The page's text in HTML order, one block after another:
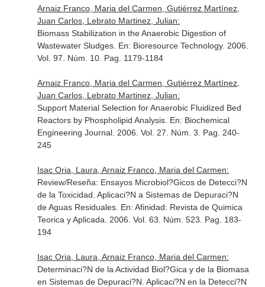
Arnaiz Franco, Maria del Carmen, Gutiérrez Martínez,
Juan Carlos, Lebrato Martinez, Julian:
Biomass Stabilization in the Anaerobic Digestion of
Wastewater Sludges. En: Bioresource Technology. 2006.
Vol. 97. Núm. 10. Pag. 1179-1184
Arnaiz Franco, Maria del Carmen, Gutiérrez Martínez,
Juan Carlos, Lebrato Martinez, Julian:
Support Material Selection for Anaerobic Fluidized Bed
Reactors by Phospholipid Analysis. En: Biochemical
Engineering Journal. 2006. Vol. 27. Núm. 3. Pag. 240-
245
Isac Oria, Laura, Arnaiz Franco, Maria del Carmen:
Review/Reseña: Ensayos Microbiol?Gicos de Detecci?N
de la Toxicidad. Aplicaci?N a Sistemas de Depuraci?N
de Aguas Residuales. En: Afinidad: Revista de Quimica
Teorica y Aplicada . 2006. Vol. 63. Núm. 523. Pag. 183-
194
Isac Oria, Laura, Arnaiz Franco, Maria del Carmen:
Determinaci?N de la Actividad Biol?Gica y de la Biomasa
en Sistemas de Depuraci?N. Aplicaci?N en la Detecci?N